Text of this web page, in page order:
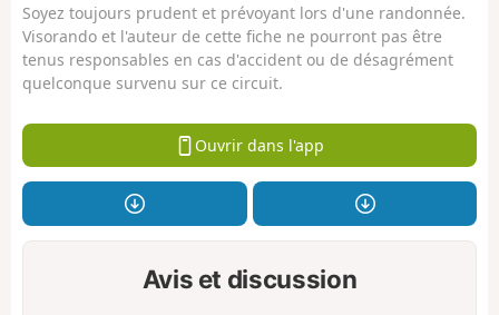
Soyez toujours prudent et prévoyant lors d'une randonnée.
Visorando et l'auteur de cette fiche ne pourront pas être
tenus responsables en cas d'accident ou de désagrément
quelconque survenu sur ce circuit.
Ouvrir dans l'app
Avis et discussion